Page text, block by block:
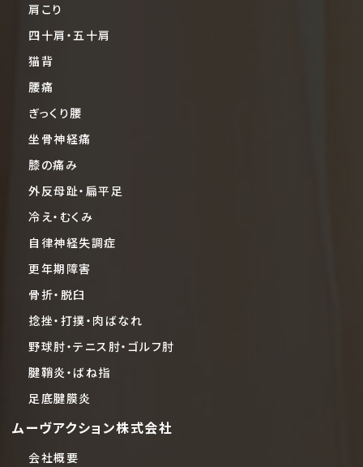
肩こり
四十肩・五十肩
猫背
腰痛
ぎっくり腰
坐骨神経痛
膝の痛み
外反母趾・扁平足
冷え・むくみ
自律神経失調症
更年期障害
骨折・脱臼
捻挫・打撲・肉ばなれ
野球肘・テニス肘・ゴルフ肘
腱鞘炎・ばね指
足底腱膜炎
ムーヴアクション株式会社
会社概要